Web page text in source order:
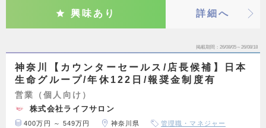
興味あり 詳細へ
掲載期間 26/08/05～26/08/18
神奈川【カウンターセールス/店長候補】日本
生命グループ/年休122日/報奨金制度有
営業（個人向け）
株式会社ライフサロン
400万円 ～ 549万円 神奈川県 管理職・マネジャー